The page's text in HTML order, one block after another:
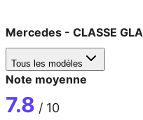
Mercedes - CLASSE GLA
Tous les modèles
Note moyenne
7.8 / 10